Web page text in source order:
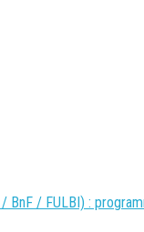
BnF / FULBI) :